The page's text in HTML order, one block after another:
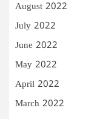
August 2022
July 2022
June 2022
May 2022
April 2022
March 2022